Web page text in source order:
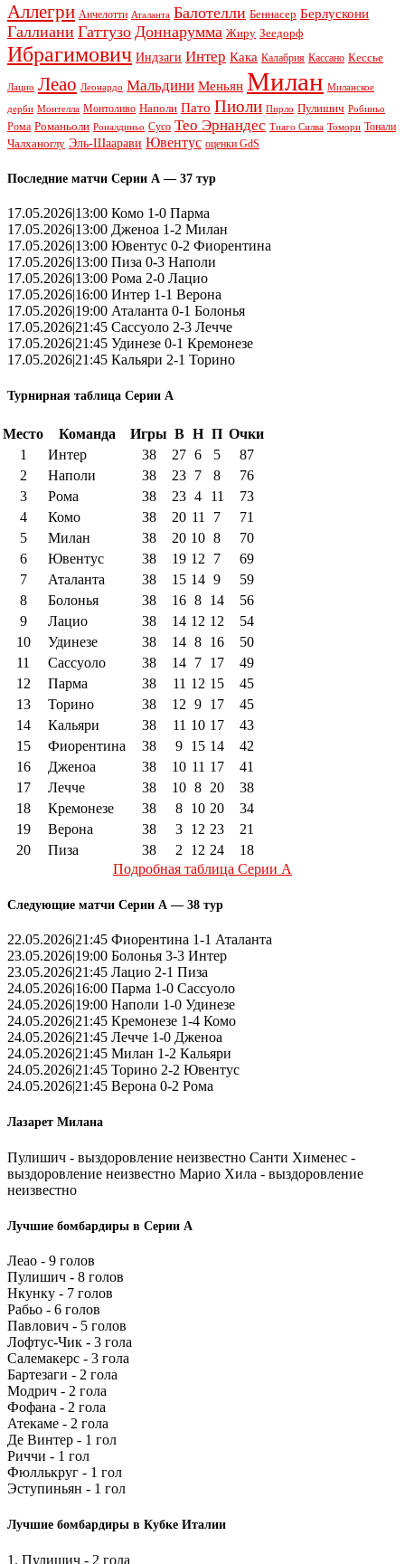
Аллегри Анчелотти Аталанта Балотелли Беннасер Берлускони
Галлиани Гаттузо Доннарумма Жиру Зеедорф
Ибрагимович Индзаги Интер Кака Калабрия Кассано Кессье
Лацио Леао Леонардо Мальдини Меньян Милан Миланское
дерби Монтелла Монтоливо Наполи Пато Пиоли Пирло Пулишич Робиньо
Рома Романьоли Роналдиньо Сусо Тео Эрнандес Тиаго Силва Томори Тонали
Чалханоглу Эль-Шаарави Ювентус оценки GdS
Последние матчи Серии А — 37 тур
17.05.2026|13:00 Комо 1-0 Парма
17.05.2026|13:00 Дженоа 1-2 Милан
17.05.2026|13:00 Ювентус 0-2 Фиорентина
17.05.2026|13:00 Пиза 0-3 Наполи
17.05.2026|13:00 Рома 2-0 Лацио
17.05.2026|16:00 Интер 1-1 Верона
17.05.2026|19:00 Аталанта 0-1 Болонья
17.05.2026|21:45 Сассуоло 2-3 Лечче
17.05.2026|21:45 Удинезе 0-1 Кремонезе
17.05.2026|21:45 Кальяри 2-1 Торино
Турнирная таблица Серии А
Место Команда Игры В Н П Очки
1
Интер 38 27 6 5
87
2
Наполи 38 23 7 8
76
3
Рома 38 23 4 11
73
4
Комо 38 20 11 7
71
5
Милан 38 20 10 8
70
6
Ювентус 38 19 12 7
69
7
Аталанта 38 15 14 9
59
8
Болонья 38 16 8 14
56
9
Лацио 38 14 12 12
54
10
Удинезе 38 14 8 16
50
11
Сассуоло 38 14 7 17
49
12
Парма 38 11 12 15
45
13
Торино 38 12 9 17
45
14
Кальяри 38 11 10 17
43
15
Фиорентина 38 9 15 14
42
16
Дженоа 38 10 11 17
41
17
Лечче 38 10 8 20
38
18
Кремонезе 38 8 10 20
34
19
Верона 38 3 12 23
21
20
Пиза 38 2 12 24
18
Подробная таблица Серии А
Следующие матчи Серии А — 38 тур
22.05.2026|21:45 Фиорентина 1-1 Аталанта
23.05.2026|19:00 Болонья 3-3 Интер
23.05.2026|21:45 Лацио 2-1 Пиза
24.05.2026|16:00 Парма 1-0 Сассуоло
24.05.2026|19:00 Наполи 1-0 Удинезе
24.05.2026|21:45 Кремонезе 1-4 Комо
24.05.2026|21:45 Лечче 1-0 Дженоа
24.05.2026|21:45 Милан 1-2 Кальяри
24.05.2026|21:45 Торино 2-2 Ювентус
24.05.2026|21:45 Верона 0-2 Рома
Лазарет Милана
Пулишич - выздоровление неизвестно Санти Хименес -
выздоровление неизвестно Марио Хила - выздоровление
неизвестно
Лучшие бомбардиры в Серии А
Леао - 9 голов
Пулишич - 8 голов
Нкунку - 7 голов
Рабьо - 6 голов
Павлович - 5 голов
Лофтус-Чик - 3 гола
Салемакерс - 3 гола
Бартезаги - 2 гола
Модрич - 2 гола
Фофана - 2 гола
Атекаме - 2 гола
Де Винтер - 1 гол
Риччи - 1 гол
Фюллькруг - 1 гол
Эступиньян - 1 гол
Лучшие бомбардиры в Кубке Италии
1. Пулишич - 2 гола